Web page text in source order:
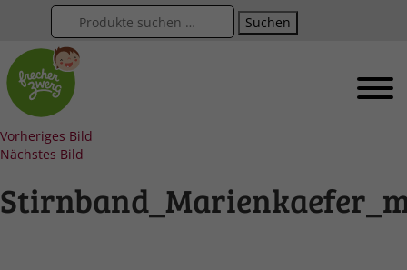
Suchen
Vorheriges Bild
Nächstes Bild